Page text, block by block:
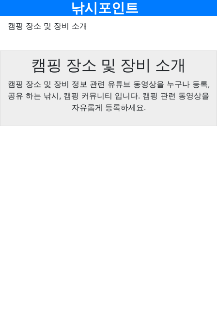
낚시포인트
캠핑 장소 및 장비 소개
캠핑 장소 및 장비 소개
캠핑 장소 및 장비 정보 관련 유튜브 동영상을 누구나 등록,
공유 하는 낚시, 캠핑 커뮤니티 입니다. 캠핑 관련 동영상을
자유롭게 등록하세요.